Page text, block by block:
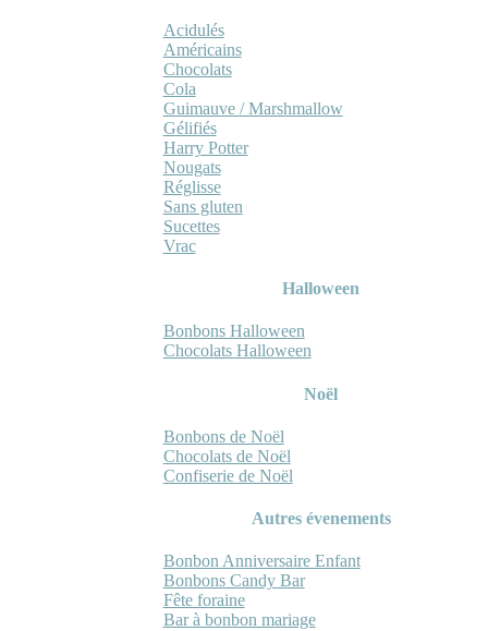
Acidulés
Américains
Chocolats
Cola
Guimauve / Marshmallow
Gélifiés
Harry Potter
Nougats
Réglisse
Sans gluten
Sucettes
Vrac
Halloween
Bonbons Halloween
Chocolats Halloween
Noël
Bonbons de Noël
Chocolats de Noël
Confiserie de Noël
Autres évenements
Bonbon Anniversaire Enfant
Bonbons Candy Bar
Fête foraine
Bar à bonbon mariage